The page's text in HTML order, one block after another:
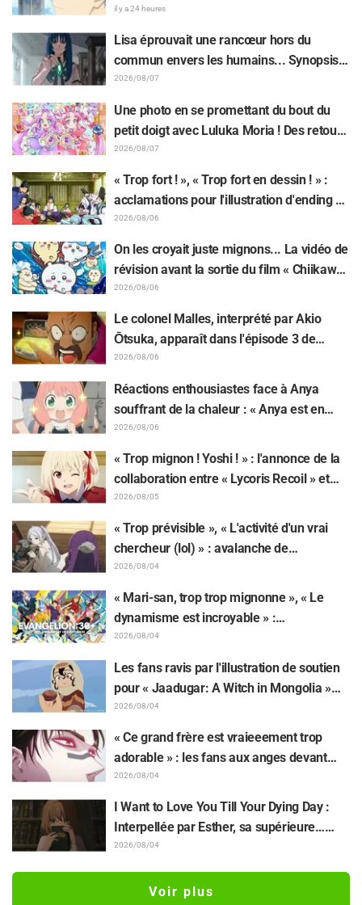
Another World »
l’exposition de la « corne du Dragon Noir »
apparue dans l’épisode 1 de « Frieren »
laisse les fans stupéfaits
il y a 24 heures
Lisa éprouvait une rancœur hors du
commun envers les humains... Synopsis
et premières images de l'épisode 6 de
2026/08/07
Une photo en se promettant du bout du
petit doigt avec Luluka Moria ! Des retours
sur le compte rendu de la comédienne de
doublage Nao Tōyama après avoir assisté
au Dream Stage de « Star Detective
Precure! » : « C’est le W Arcana »
2026/08/07
« Trop fort ! », « Trop fort en dessin ! » :
acclamations pour l'illustration d'ending du
13e épisode dessinée par Asaki Yuikawa,
la comédienne doublant le protagoniste
de « The Elusive Samurai »
2026/08/06
On les croyait juste mignons... La vidéo de
révision avant la sortie du film « Chiikawa
» suscite des réactions surprises face au
décalage : « C'est plus sévère qu'imaginé
», « Ça ne parle que de travail »
2026/08/06
Le colonel Malles, interprété par Akio
Ōtsuka, apparaît dans l'épisode 3 de
l'anime TV « The Ghost in the Shell » !
Commentaire du comédien et carte de fin
2026/08/06
Réactions enthousiastes face à Anya
souffrant de la chaleur : « Anya est en
train de fondre » sur l'illustration
d'annonce de « SPY x FAMILY »
2026/08/06
« Trop mignon ! Yoshi ! » : l'annonce de la
collaboration entre « Lycoris Recoil » et
Kumamine, créateur du « Chat au travail »,
suscite une pluie de « Yoshi ! »
2026/08/05
« Trop prévisible », « L'activité d'un vrai
chercheur (lol) » : avalanche de
moqueries affectueuses face à la peluche
de Frieren piégée par un Mimique lors
d'une exposition de « Frieren »
2026/08/04
« Mari-san, trop trop mignonne », « Le
dynamisme est incroyable » :
retentissement suite au dévoilement d'un
superbe dessin de Hidenori Matsubara
représentant les trois filles de « Neon
Genesis Evangelion » en combinaison
2026/08/04
Les fans ravis par l'illustration de soutien
pour « Jaadugar: A Witch in Mongolia »
dessinée par l'auteur de « Yowamushi
Pedal » : « Voilà ce qui se passe quand la
personne avec le style le plus différent
2026/08/04
« Ce grand frère est vraieeement trop
adorable » : les fans aux anges devant
Choso se rapprochant de Yūji Itadori sur
l'illustration inédite de l'exposition de
l'anime « JUJUTSU KAISEN »
2026/08/04
I Want to Love You Till Your Dying Day :
Interpellée par Esther, sa supérieure…
Synopsis, visuels, bande-annonce WEB et
2026/08/04
Voir plus